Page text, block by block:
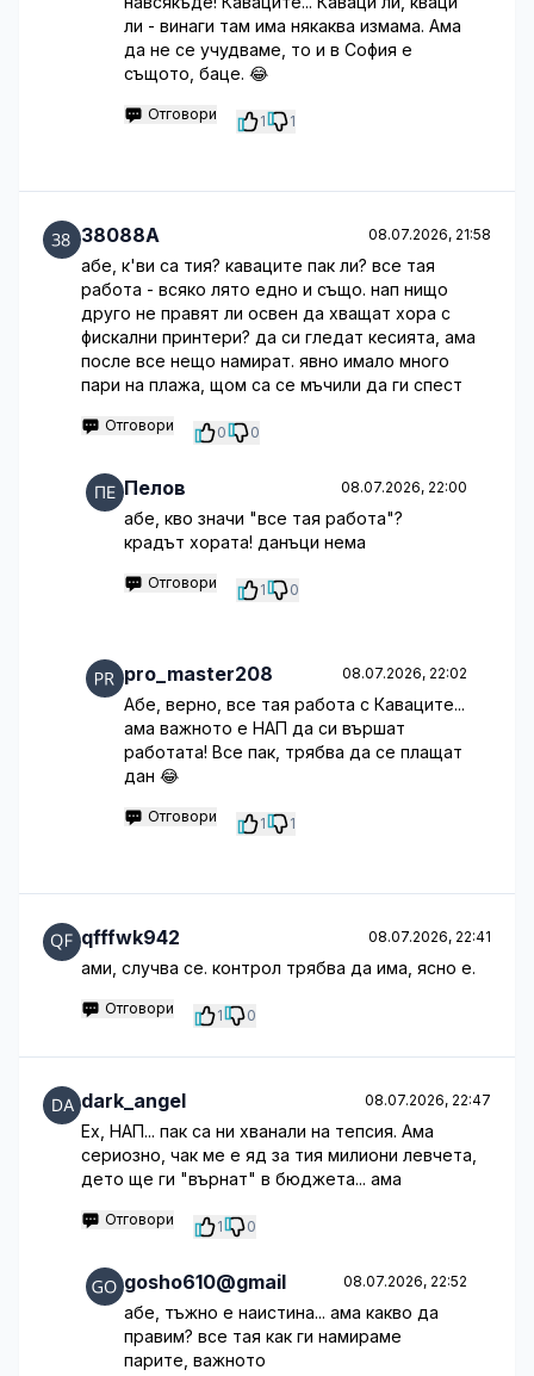
ли - винаги там има някаква измама. Ама
да не се учудваме, то и в София е
същото, баце. 😂
Отговори 1 1
38088A 08.07.2026, 21:58
абе, к'ви са тия? каваците пак ли? все тая
работа - всяко лято едно и също. нап нищо
друго не правят ли освен да хващат хора с
фискални принтери? да си гледат кесията, ама
после все нещо намират. явно имало много
пари на плажа, щом са се мъчили да ги спест
Отговори 0 0
Пелов 08.07.2026, 22:00
абе, кво значи "все тая работа"?
крадът хората! данъци нема
Отговори 1 0
pro_master208 08.07.2026, 22:02
Абе, верно, все тая работа с Каваците...
ама важното е НАП да си вършат
работата! Все пак, трябва да се плащат
дан 😂
Отговори 1 1
qfffwk942 08.07.2026, 22:41
ами, случва се. контрол трябва да има, ясно е.
Отговори 1 0
dark_angel 08.07.2026, 22:47
Ех, НАП... пак са ни хванали на тепсия. Ама
сериозно, чак ме е яд за тия милиони левчета,
дето ще ги "върнат" в бюджета... ама
Отговори 1 0
gosho610@gmail 08.07.2026, 22:52
абе, тъжно е наистина... ама какво да
правим? все тая как ги намираме
парите, важното